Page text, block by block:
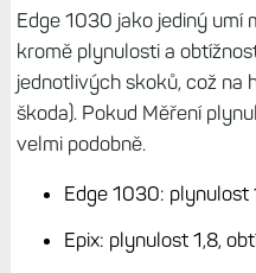
Edge 1030 jako jediný umí
kromě plynulosti a
jednotlivých skoků, což na
škoda). Pokud Měření
velmi podobně.
Edge 1030: plynulost
Epix: plynulost 1,8,